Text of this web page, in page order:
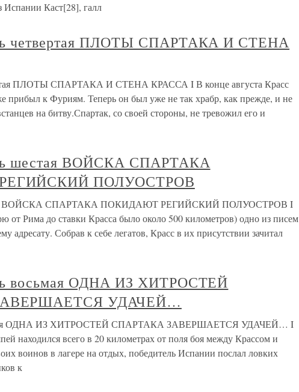
Испании Каст[28], галл
четвертая ПЛОТЫ СПАРТАКА И СТЕНА
ПЛОТЫ СПАРТАКА И СТЕНА КРАССА I В конце августа Красс
прибыл к Фуриям. Теперь он был уже не так храбр, как прежде, и не
на битву.Спартак, со своей стороны, не тревожил его и
шестая ВОЙСКА СПАРТАКА
ПОЛУОСТРОВ
ВОЙСКА СПАРТАКА ПОКИДАЮТ РЕГИЙСКИЙ ПОЛУОСТРОВ I
от Рима до ставки Красса было около 500 километров) одно из писем
адресату. Собрав к себе легатов, Красс в их присутствии зачитал
восьмая ОДНА ИЗ ХИТРОСТЕЙ
УДАЧЕЙ…
ОДНА ИЗ ХИТРОСТЕЙ СПАРТАКА ЗАВЕРШАЕТСЯ УДАЧЕЙ… I
находился всего в 20 километрах от поля боя между Крассом и
воинов в лагере на отдых, победитель Испании послал ловких
к